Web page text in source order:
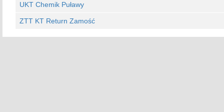
UKT Chemik Puławy
ZTT KT Return Zamość